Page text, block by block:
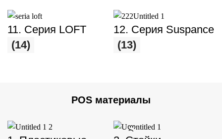
11. Серия LOFT
(14)
12. Серия Suspance
(13)
POS материалы